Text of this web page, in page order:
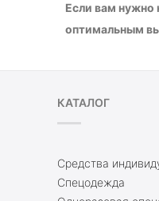
Если вам нужно
оптимальным
КАТАЛОГ
Средства
Спецодежда